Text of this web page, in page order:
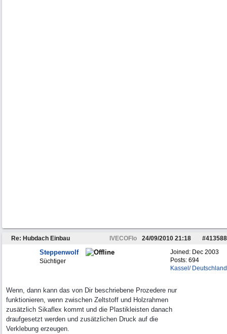
Re: Hubdach Einbau IVECOFlo #413588
24/09/2010 21:18
Joined: Dec 2003
Posts: 694
Kassel/ Deutschland
Steppenwolf
Süchtiger
Wenn, dann kann das von Dir beschriebene Prozedere nur
funktionieren, wenn zwischen Zeltstoff und Holzrahmen
zusätzlich Sikaflex kommt und die Plastikleisten danach
draufgesetzt werden und zusätzlichen Druck auf die
Verklebung erzeugen.